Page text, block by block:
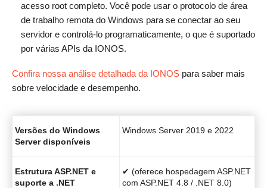
acesso root completo. Você pode usar o protocolo de área
de trabalho remota do Windows para se conectar ao seu
servidor e controlá-lo programaticamente, o que é suportado
por várias APIs da IONOS.
Confira nossa análise detalhada da IONOS para saber mais
sobre velocidade e desempenho.
Versões do Windows
Server disponíveis
Windows Server 2019 e 2022
Estrutura ASP.NET e
suporte a .NET
✔ (oferece hospedagem ASP.NET
com ASP.NET 4.8 / .NET 8.0)